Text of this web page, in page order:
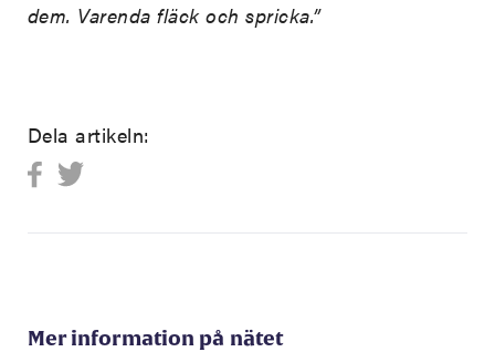
dem. Varenda fläck och spricka.”
Dela artikeln:
Mer information på nätet